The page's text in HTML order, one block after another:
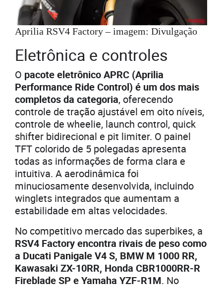
Aprilia RSV4 Factory – imagem: Divulgação
Eletrônica e controles
O pacote eletrônico APRC (Aprilia
Performance Ride Control) é um dos mais
completos da categoria, oferecendo
controle de tração ajustável em oito níveis,
controle de wheelie, launch control, quick
shifter bidirecional e pit limiter. O painel
TFT colorido de 5 polegadas apresenta
todas as informações de forma clara e
intuitiva. A aerodinâmica foi
minuciosamente desenvolvida, incluindo
winglets integrados que aumentam a
estabilidade em altas velocidades.
No competitivo mercado das superbikes, a
RSV4 Factory encontra rivais de peso como
a Ducati Panigale V4 S, BMW M 1000 RR,
Kawasaki ZX-10RR, Honda CBR1000RR-R
Fireblade SP e Yamaha YZF-R1M. No